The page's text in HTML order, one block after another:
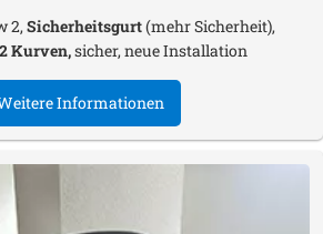
2, Sicherheitsgurt(mehr Sicherheit),
Kurven,sicher, neue Installation
Informationen